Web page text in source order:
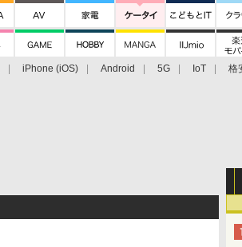
iPhone (iOS) Android 5G IoT
格